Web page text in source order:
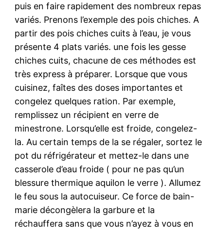
puis en faire rapidement des nombreux repas
variés. Prenons l’exemple des pois chiches. A
partir des pois chiches cuits à l’eau, je vous
présente 4 plats variés. une fois les gesse
chiches cuits, chacune de ces méthodes est
très express à préparer. Lorsque que vous
cuisinez, faîtes des doses importantes et
congelez quelques ration. Par exemple,
remplissez un récipient en verre de
minestrone. Lorsqu’elle est froide, congelez-
la. Au certain temps de la se régaler, sortez le
pot du réfrigérateur et mettez-le dans une
casserole d’eau froide ( pour ne pas qu’un
blessure thermique aquilon le verre ). Allumez
le feu sous la autocuiseur. Ce force de bain-
marie décongèlera la garbure et la
réchauffera sans que vous n’ayez à vous en